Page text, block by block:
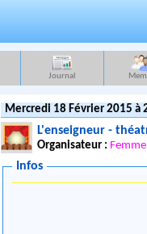
Journal
Mercredi 18 Février 2015 à
L'enseigneur -
Organisateur :
Infos